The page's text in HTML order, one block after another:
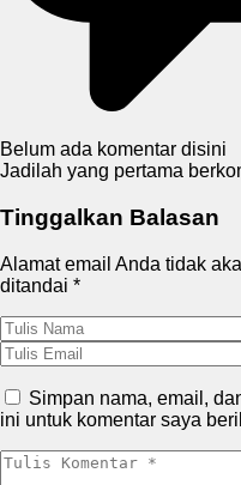
Belum ada komentar disini
Jadilah yang pertama
Tinggalkan Balasan
Alamat email Anda tidak
ditandai *
Simpan nama, email,
ini untuk komentar saya